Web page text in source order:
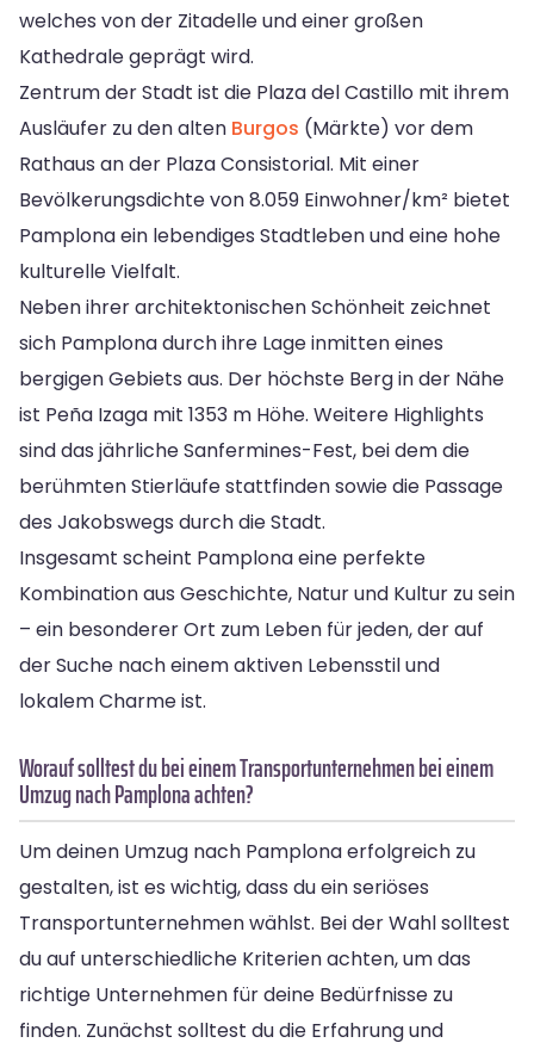
welches von der Zitadelle und einer großen
Kathedrale geprägt wird.
Zentrum der Stadt ist die Plaza del Castillo mit ihrem
Ausläufer zu den alten Burgos (Märkte) vor dem
Rathaus an der Plaza Consistorial. Mit einer
Bevölkerungsdichte von 8.059 Einwohner/km² bietet
Pamplona ein lebendiges Stadtleben und eine hohe
kulturelle Vielfalt.
Neben ihrer architektonischen Schönheit zeichnet
sich Pamplona durch ihre Lage inmitten eines
bergigen Gebiets aus. Der höchste Berg in der Nähe
ist Peña Izaga mit 1353 m Höhe. Weitere Highlights
sind das jährliche Sanfermines-Fest, bei dem die
berühmten Stierläufe stattfinden sowie die Passage
des Jakobswegs durch die Stadt.
Insgesamt scheint Pamplona eine perfekte
Kombination aus Geschichte, Natur und Kultur zu sein
– ein besonderer Ort zum Leben für jeden, der auf
der Suche nach einem aktiven Lebensstil und
lokalem Charme ist.
Worauf solltest du bei einem Transportunternehmen bei einem
Umzug nach Pamplona achten?
Um deinen Umzug nach Pamplona erfolgreich zu
gestalten, ist es wichtig, dass du ein seriöses
Transportunternehmen wählst. Bei der Wahl solltest
du auf unterschiedliche Kriterien achten, um das
richtige Unternehmen für deine Bedürfnisse zu
finden. Zunächst solltest du die Erfahrung und